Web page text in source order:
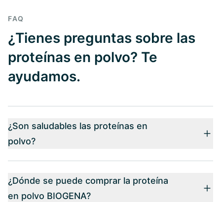
FAQ
¿Tienes preguntas sobre las
proteínas en polvo? Te
ayudamos.
¿Son saludables las proteínas en
polvo?
¿Dónde se puede comprar la proteína
en polvo BIOGENA?